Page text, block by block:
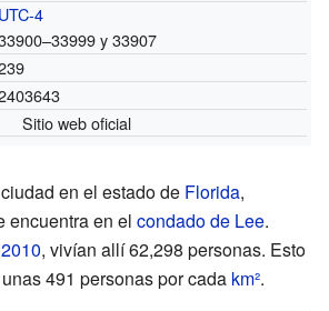
UTC-4
y 33907
Sitio web oficial
en el estado de Florida,
encuentra en el condado de Lee.
, vivían allí 62,298 personas. Esto
491 personas por cada km².